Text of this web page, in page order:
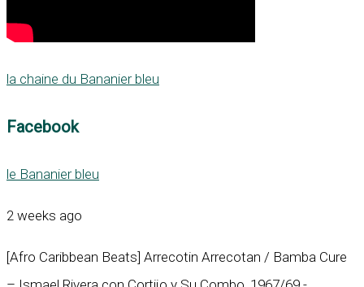
la chaine du Bananier bleu
Facebook
le Bananier bleu
2 weeks ago
[Afro Caribbean Beats] Arrecotin Arrecotan / Bamba Cure